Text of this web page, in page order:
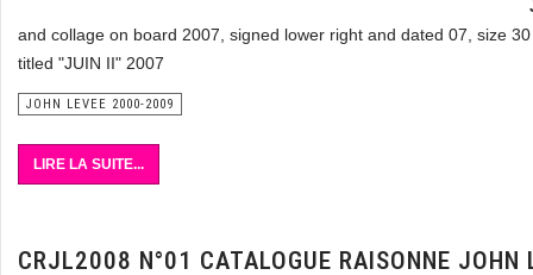
and collage on board 2007, signed lower right and dated 07, size
titled "JUIN II" 2007
JOHN LEVEE 2000-2009
LIRE LA SUITE...
CRJL2008 N°01 CATALOGUE RAISONNE JOHN